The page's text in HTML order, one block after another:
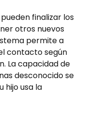
pueden finalizar los
otros nuevos
permite a
contacto según
La capacidad de
desconocido se
hijo usa la